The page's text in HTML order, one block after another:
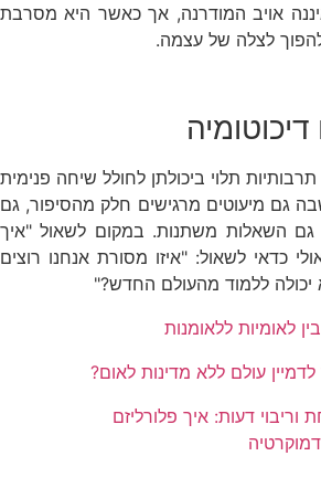
המודרנה, אך כאשר היא מסרבת
לצלה של עצמה.
תלוי ביכולתן לחולל שיחה פנימית
מיעוטים מרגישים חלק מהסיפור, גם
משתנות. במקום לשאול "איך
לשאול: "איזו מסורת אנחנו רוצים
ללמוד מהעולם החדש?"
ללאומנות
עולם ללא מדינות לאום?
דעות: איך פלורליזם